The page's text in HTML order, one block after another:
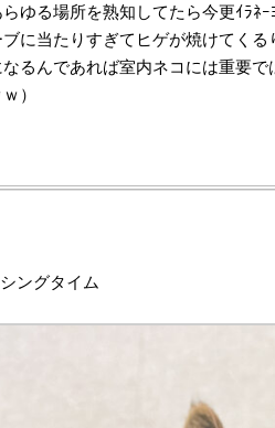
ゆる場所を熟知してたら今更ｲﾗﾈ
に当たりすぎてヒゲが焼けてく
なるんであれば室内ネコには重要
）
ングタイム